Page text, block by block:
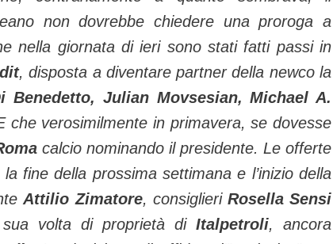
non dovrebbe chiedere una proroga a
nella giornata di ieri sono stati fatti passi in
, disposta a diventare partner della newco la
Benedetto, Julian Movsesian, Michael A.
che verosimilmente in primavera, se dovesse
calcio nominando il presidente. Le offerte
fine della prossima settimana e l’inizio della
Attilio Zimatore, consiglieri Rosella Sensi
volta di proprietà diItalpetroli, ancora